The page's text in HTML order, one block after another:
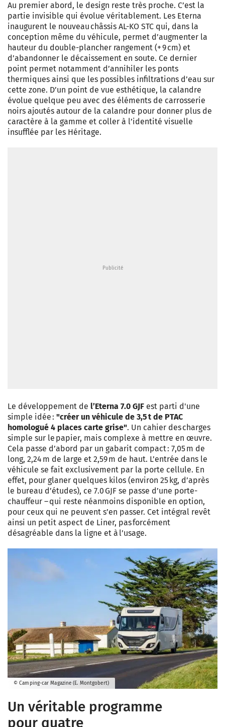
Au premier abord, le design reste très proche. C’est la
partie invisible qui évolue véritablement. Les Eterna
inaugurent le nouveau châssis AL-KO STC qui, dans la
conception même du véhicule, permet d’augmenter la
hauteur du double-plancher rangement (+ 9 cm) et
d’abandonner le décaissement en soute. Ce dernier
point permet notamment d’annihiler les ponts
thermiques ainsi que les possibles infiltrations d’eau sur
cette zone. D’un point de vue esthétique, la calandre
évolue quelque peu avec des éléments de carrosserie
noirs ajoutés autour de la calandre pour donner plus de
caractère à la gamme et coller à l’identité visuelle
insufflée par les Héritage.
Le développement de l’Eterna 7.0 GJF est parti d'une
simple idée : "créer un véhicule de 3,5 t de PTAC
homologué 4 places carte grise". Un cahier des charges
simple sur le papier, mais complexe à mettre en œuvre.
Cela passe d’abord par un gabarit compact : 7,05 m de
long, 2,24 m de large et 2,59 m de haut. L’entrée dans le
véhicule se fait exclusivement par la porte cellule. En
effet, pour glaner quelques kilos (environ 25 kg, d’après
le bureau d’études), ce 7.0 GJF se passe d’une porte-
chauffeur – qui reste néanmoins disponible en option,
pour ceux qui ne peuvent s’en passer. Cet intégral revêt
ainsi un petit aspect de Liner, pas forcément
désagréable dans la ligne et à l’usage.
© Camping-car Magazine (E. Montgobert)
Un véritable programme
pour quatre